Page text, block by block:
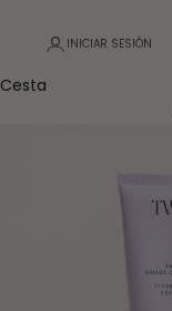
INICIAR SESIÓN
Cesta